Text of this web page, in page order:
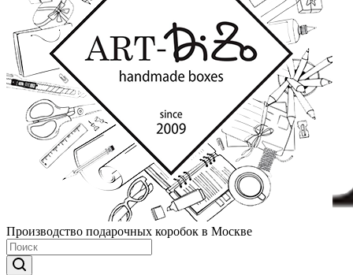
Производство подарочных коробок в Москве